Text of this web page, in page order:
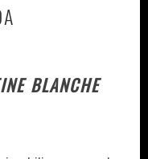
BLANCHE